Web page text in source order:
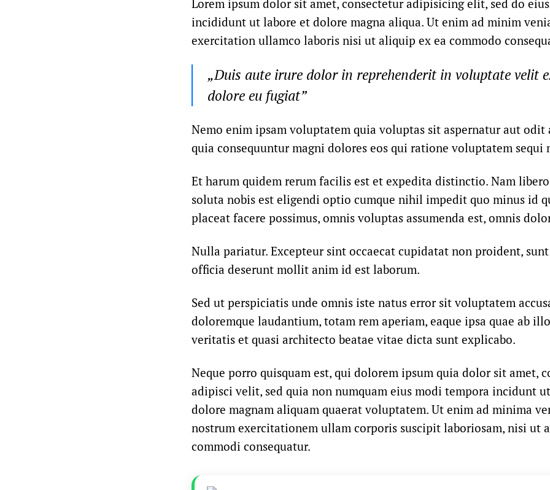
Lorem ipsum dolor sit amet, consectetur adipisicing elit, sed do
incididunt ut labore et dolore magna aliqua. Ut enim ad minim
exercitation ullamco laboris nisi ut aliquip ex ea commodo
„Duis aute irure dolor in reprehenderit in voluptate velit
dolore eu fugiat”
Nemo enim ipsam voluptatem quia voluptas sit aspernatur aut odit
quia consequuntur magni dolores eos qui ratione voluptatem sequi
Et harum quidem rerum facilis est et expedita distinctio. Nam
soluta nobis est eligendi optio cumque nihil impedit quo minus id
placeat facere possimus, omnis voluptas assumenda est, omnis
Nulla pariatur. Excepteur sint occaecat cupidatat non proident,
officia deserunt mollit anim id est laborum.
Sed ut perspiciatis unde omnis iste natus error sit voluptatem
doloremque laudantium, totam rem aperiam, eaque ipsa quae ab
veritatis et quasi architecto beatae vitae dicta sunt explicabo.
Neque porro quisquam est, qui dolorem ipsum quia dolor sit amet,
adipisci velit, sed quia non numquam eius modi tempora incidunt
dolore magnam aliquam quaerat voluptatem. Ut enim ad minima
nostrum exercitationem ullam corporis suscipit laboriosam, nisi ut
commodi consequatur.